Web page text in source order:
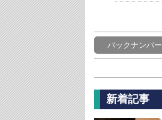
バックナンバー
新着記事